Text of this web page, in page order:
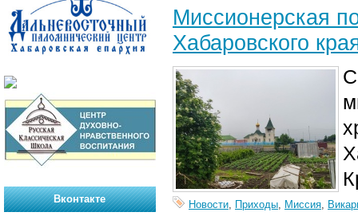
Миссионерская
Хабаровского
Новости, Приходы, Миссия,
Вконтакте